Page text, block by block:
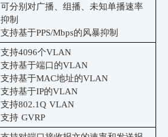
可分别对广播、组播、未知单播速率
抑制
支持基于PPS/Mbps的风暴抑制
支持4096个VLAN
支持基于端口的VLAN
支持基于MAC地址的VLAN
支持基于IP的VLAN
支持802.1Q VLAN
支持 GVRP